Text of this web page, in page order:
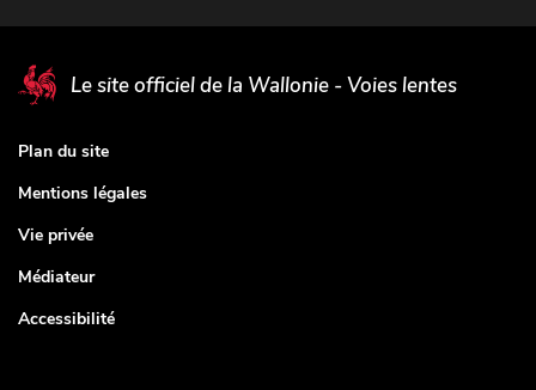
Le site officiel de la Wallonie - Voies lentes
Plan du site
Mentions légales
Vie privée
Médiateur
Accessibilité